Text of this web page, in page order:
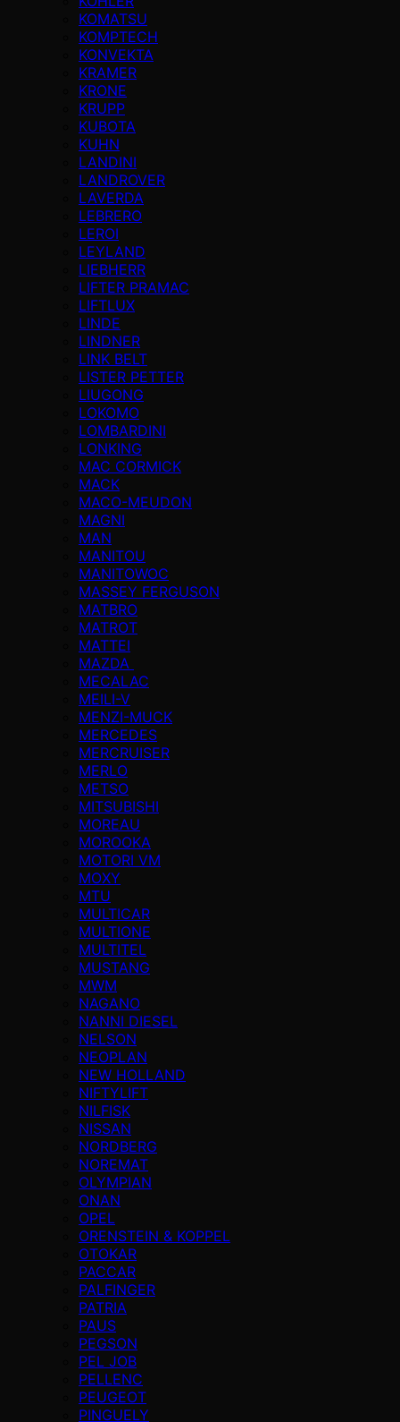
KOMATSU
KOMPTECH
KONVEKTA
KRAMER
KRONE
KRUPP
KUBOTA
KUHN
LANDINI
LANDROVER
LAVERDA
LEBRERO
LEROI
LEYLAND
LIEBHERR
LIFTER PRAMAC
LIFTLUX
LINDE
LINDNER
LINK BELT
LISTER PETTER
LIUGONG
LOKOMO
LOMBARDINI
LONKING
MAC CORMICK
MACK
MACO-MEUDON
MAGNI
MAN
MANITOU
MANITOWOC
MASSEY FERGUSON
MATBRO
MATROT
MATTEI
MAZDA
MECALAC
MEILI-V
MENZI-MUCK
MERCEDES
MERCRUISER
MERLO
METSO
MITSUBISHI
MOREAU
MOROOKA
MOTORI VM
MOXY
MTU
MULTICAR
MULTIONE
MULTITEL
MUSTANG
MWM
NAGANO
NANNI DIESEL
NELSON
NEOPLAN
NEW HOLLAND
NIFTYLIFT
NILFISK
NISSAN
NORDBERG
NOREMAT
OLYMPIAN
ONAN
OPEL
ORENSTEIN & KOPPEL
OTOKAR
PACCAR
PALFINGER
PATRIA
PAUS
PEGSON
PEL JOB
PELLENC
PEUGEOT
PINGUELY